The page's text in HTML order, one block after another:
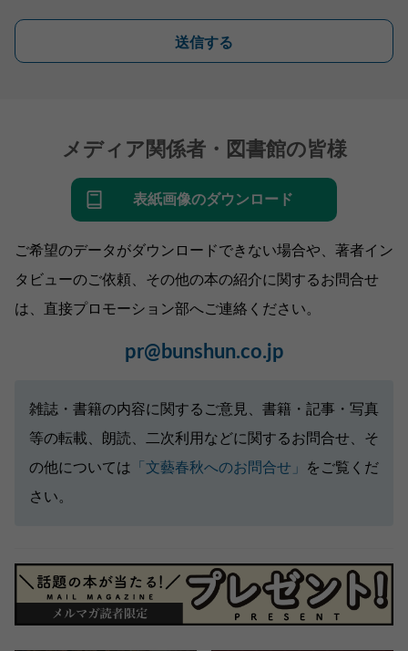
送信する
メディア関係者・図書館の皆様
表紙画像のダウンロード
ご希望のデータがダウンロードできない場合や、著者イン
タビューのご依頼、その他の本の紹介に関するお問合せ
は、直接プロモーション部へご連絡ください。
pr@bunshun.co.jp
雑誌・書籍の内容に関するご意見、書籍・記事・写真
等の転載、朗読、二次利用などに関するお問合せ、そ
の他については 「文藝春秋へのお問合せ」
をご覧くだ
さい。